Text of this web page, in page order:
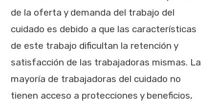
de la oferta y demanda del trabajo del
cuidado es debido a que las características
de este trabajo dificultan la retención y
satisfacción de las trabajadoras mismas. La
mayoría de trabajadoras del cuidado no
tienen acceso a protecciones y beneficios,